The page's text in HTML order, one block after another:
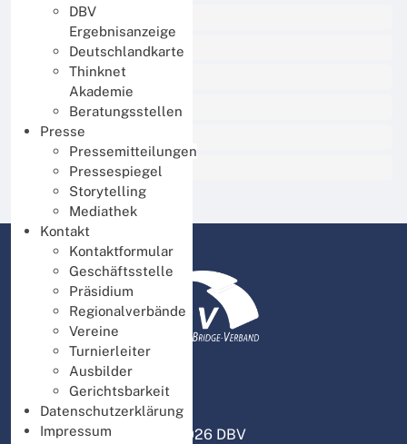
DBV
Ergebnisanzeige
Deutschlandkarte
Thinknet
Akademie
Beratungsstellen
Presse
Pressemitteilungen
Pressespiegel
Storytelling
Mediathek
Kontakt
Kontaktformular
Geschäftsstelle
Präsidium
Regionalverbände
Vereine
Turnierleiter
Ausbilder
Gerichtsbarkeit
Datenschutzerklärung
Impressum
Damen Training
BBO Unterricht
Thinknet für Mitglieder
Thinknet für Ausbilder
Thinknet für Turnierleiter
DBV intern
© 2026 DBV